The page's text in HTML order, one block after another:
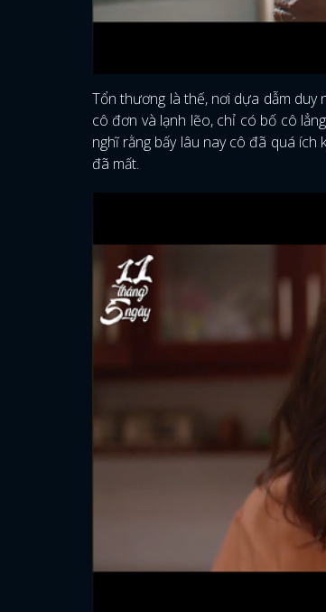
Tổn thương là thế, nơi dựa dẫm duy
cô đơn và lạnh lẽo, chỉ có bố cô
nghĩ rằng bấy lâu nay cô đã quá ích
đã mất.